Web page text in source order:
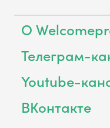
О
Телеграм-
Youtube-
ВКонтакте